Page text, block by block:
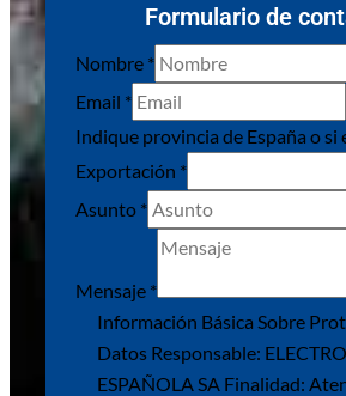
Formulario de
Nombre *
información
Responsable:
Información
Email *
Indique provincia de España o si
Exportación *
Asunto *
Mensaje *
Información Básica Sobre
Datos Responsable:
ESPAÑOLA SA Finalidad: